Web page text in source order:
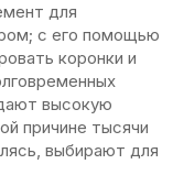
для
с его помощью
коронки и
высокую
причине тысячи
выбирают для